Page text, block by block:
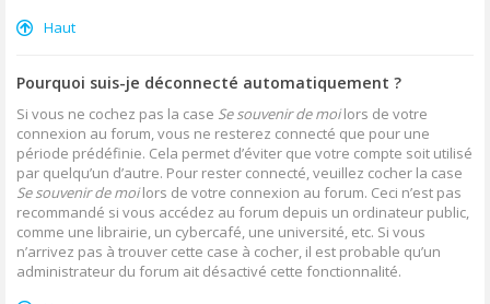
Haut
Pourquoi suis-je déconnecté automatiquement ?
Si vous ne cochez pas la case Se souvenir de moilors de votre
connexion au forum, vous ne resterez connecté que pour une
période prédéfinie. Cela permet d’éviter que votre compte soit utilisé
par quelqu’un d’autre. Pour rester connecté, veuillez cocher la case
Se souvenir de moilors de votre connexion au forum. Ceci n’est pas
recommandé si vous accédez au forum depuis un ordinateur public,
comme une librairie, un cybercafé, une université, etc. Si vous
n’arrivez pas à trouver cette case à cocher, il est probable qu’un
administrateur du forum ait désactivé cette fonctionnalité.